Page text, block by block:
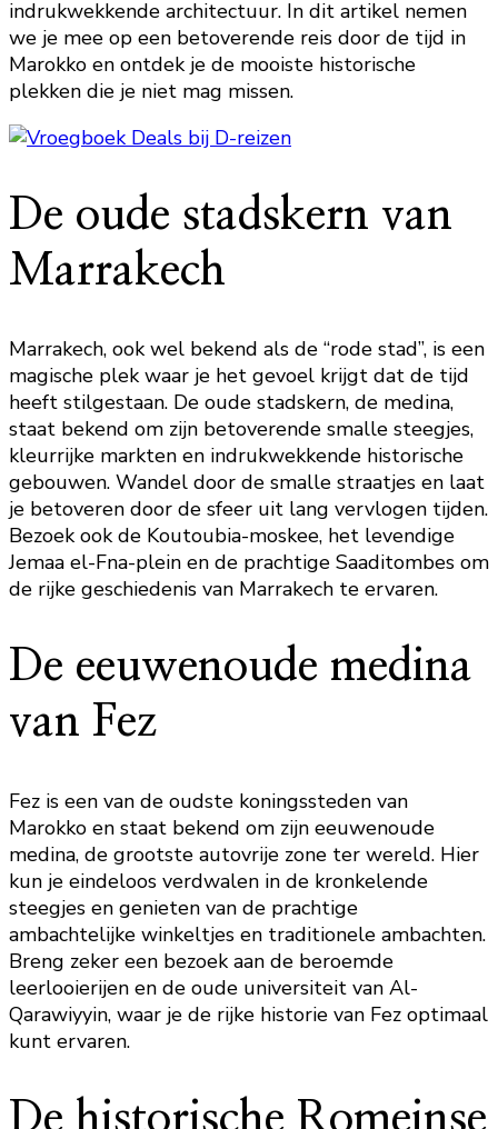
indrukwekkende architectuur. In dit artikel nemen
we je mee op een betoverende reis door de tijd in
Marokko en ontdek je de mooiste historische
plekken die je niet mag missen.
De oude stadskern van
Marrakech
Marrakech, ook wel bekend als de “rode stad”, is een
magische plek waar je het gevoel krijgt dat de tijd
heeft stilgestaan. De oude stadskern, de medina,
staat bekend om zijn betoverende smalle steegjes,
kleurrijke markten en indrukwekkende historische
gebouwen. Wandel door de smalle straatjes en laat
je betoveren door de sfeer uit lang vervlogen tijden.
Bezoek ook de Koutoubia-moskee, het levendige
Jemaa el-Fna-plein en de prachtige Saaditombes om
de rijke geschiedenis van Marrakech te ervaren.
De eeuwenoude medina
van Fez
Fez is een van de oudste koningssteden van
Marokko en staat bekend om zijn eeuwenoude
medina, de grootste autovrije zone ter wereld. Hier
kun je eindeloos verdwalen in de kronkelende
steegjes en genieten van de prachtige
ambachtelijke winkeltjes en traditionele ambachten.
Breng zeker een bezoek aan de beroemde
leerlooierijen en de oude universiteit van Al-
Qarawiyyin, waar je de rijke historie van Fez optimaal
kunt ervaren.
De historische Romeinse